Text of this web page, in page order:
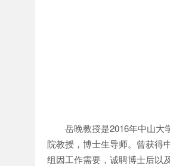
岳晚教授是2016年中山大
院教授，博士生导师。曾获得
组因工作需要，诚聘博士后以